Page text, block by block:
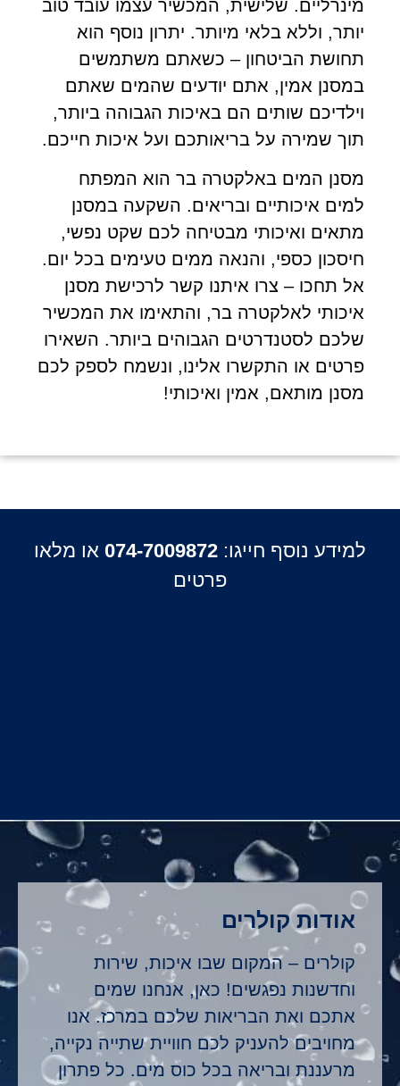
מינרליים. שלישית, המכשיר עצמו עובד טוב
יותר, וללא בלאי מיותר. יתרון נוסף הוא
תחושת הביטחון – כשאתם משתמשים
במסנן אמין, אתם יודעים שהמים שאתם
וילדיכם שותים הם באיכות הגבוהה ביותר,
תוך שמירה על בריאותכם ועל איכות חייכם.
מסנן המים באלקטרה בר הוא המפתח
למים איכותיים ובריאים. השקעה במסנן
מתאים ואיכותי מבטיחה לכם שקט נפשי,
חיסכון כספי, והנאה ממים טעימים בכל יום.
אל תחכו – צרו איתנו קשר לרכישת מסנן
איכותי לאלקטרה בר, והתאימו את המכשיר
שלכם לסטנדרטים הגבוהים ביותר. השאירו
פרטים או התקשרו אלינו, ונשמח לספק לכם
מסנן מותאם, אמין ואיכותי!
למידע נוסף חייגו: 074-7009872 או מלאו
פרטים
אודות קולרים
קולרים – המקום שבו איכות, שירות
וחדשנות נפגשים! כאן, אנחנו שמים
אתכם ואת הבריאות שלכם במרכז. אנו
מחויבים להעניק לכם חוויית שתייה נקייה,
מרעננת ובריאה בכל כוס מים. כל פתרון